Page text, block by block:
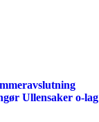
Ullensaker o-lag